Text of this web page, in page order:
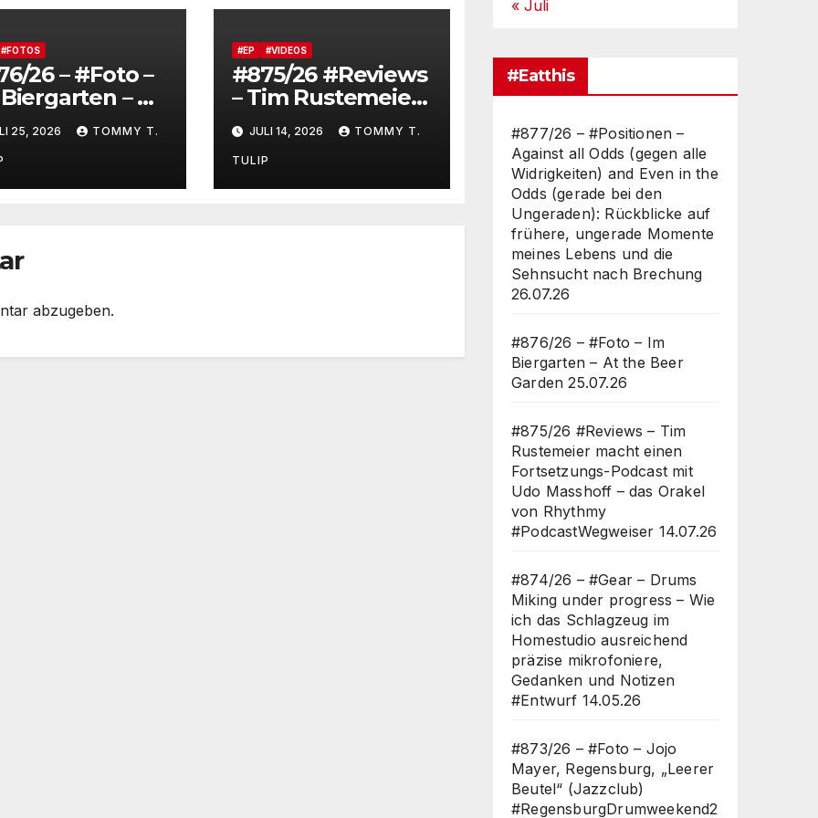
#FOTOS
26 – #Foto –
– At
Beer Garden
25, 2026 TOMMY T.
#EP #VIDEOS
#875/26 #Reviews
– Tim Rustemeier
macht einen
Fortsetzungs-
Podcast mit Udo
Masshoff – das
JULI 14, 2026 TOMMY T.
TULIP
abzugeben.
« Juli
#Eatthis
#877/26 – #Positionen –
Against all Odds (gegen alle
Widrigkeiten) and Even in the
Odds (gerade bei den
Ungeraden): Rückblicke auf
frühere, ungerade Momente
meines Lebens und die
Sehnsucht nach Brechung
26.07.26
#876/26 – #Foto – Im
Biergarten – At the Beer
Garden 25.07.26
#875/26 #Reviews – Tim
Rustemeier macht einen
Fortsetzungs-Podcast mit
Udo Masshoff – das Orakel
von Rhythmy
#PodcastWegweiser 14.07.26
#874/26 – #Gear – Drums
Miking under progress – Wie
ich das Schlagzeug im
Homestudio ausreichend
präzise mikrofoniere,
Gedanken und Notizen
#Entwurf 14.05.26
#873/26 – #Foto – Jojo
Mayer, Regensburg, „Leerer
Beutel“ (Jazzclub)
#RegensburgDrumweekend2